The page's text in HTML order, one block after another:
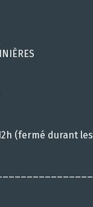
(fermé durant les